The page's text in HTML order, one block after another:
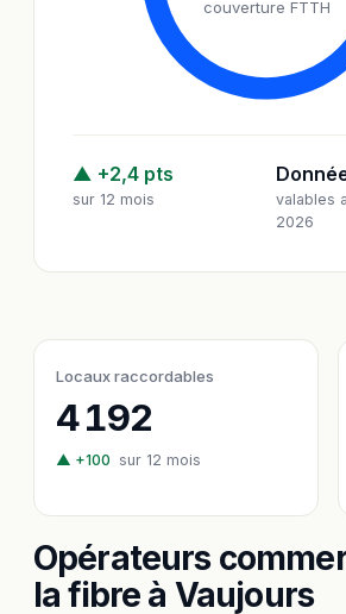
couverture FTTH
▲ +2,4 pts
sur 12 mois
valables
2026
Locaux raccordables
4 192
▲ +100 sur 12 mois
Opérateurs
la fibre à Vaujours